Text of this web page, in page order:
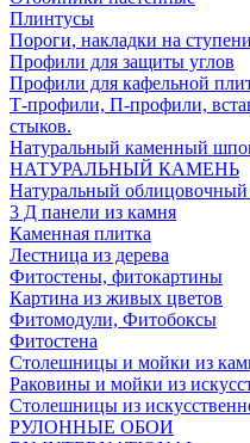
Плинтусы
Пороги, накладки на
Профили для защиты углов
Профили для кафельной
Т-профили, П-профили,
стыков.
Натуральный каменный
НАТУРАЛЬНЫЙ КАМЕНЬ
Натуральный
3 Д панели из камня
Каменная плитка
Лестница из дерева
Фитостены, фитокартины
Картина из живых цветов
Фитомодули, Фитобоксы
Фитостена
Столешницы и мойки из
Раковины и мойки из
Столешницы из
РУЛОННЫЕ ОБОИ